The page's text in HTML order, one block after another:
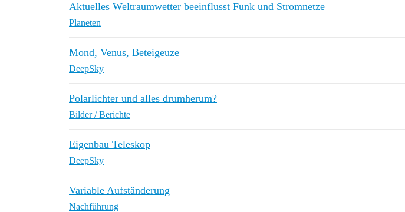
Aktuelles Weltraumwetter beeinflusst Funk und Stromnetze
Planeten
Mond, Venus, Beteigeuze
DeepSky
Polarlichter und alles drumherum?
Bilder / Berichte
Eigenbau Teleskop
DeepSky
Variable Aufständerung
Nachführung